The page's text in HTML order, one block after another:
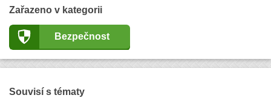
Zařazeno v kategorii
Bezpečnost
Souvisí s tématy